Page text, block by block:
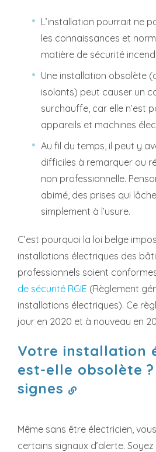
L’installation pourrait ne
les connaissances et
matière de sécurité
Une installation obsolète
isolants) peut causer un
surchauffe, car elle n’est
appareils et machines
Au fil du temps, il peut y
difficiles à remarquer ou
non professionnelle.
abimé, des prises qui
simplement à l’usure.
C’est pourquoi la loi belge
installations électriques des
professionnels soient
de sécurité RGIE (Règlement
installations électriques). Ce
jour en 2020 et à nouveau en
Votre installation
est-elle obsolète
signes
Même sans être électricien,
certains signaux d’alerte.